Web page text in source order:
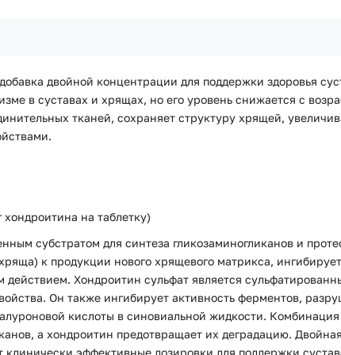
двойной концентрации для поддержки здоровья
в суставах и хрящах, но его уровень снижается с
тканей, сохраняет структуру хрящей,
на таблетку)
субстратом для синтеза гликозаминогликанов и
к продукции нового хрящевого матрикса,
Хондроитин сульфат является
Он также ингибирует активность ферментов,
кислоты в синовиальной жидкости.
а хондроитин предотвращает их деградацию.
эффективные дозировки для поддержки